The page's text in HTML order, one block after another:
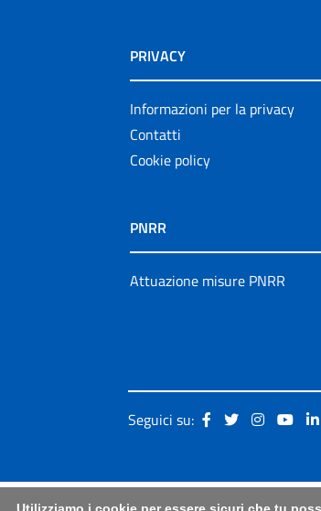
PRIVACY
Informazioni per la privacy
Contatti
Cookie policy
PNRR
Attuazione misure PNRR
Seguici su: